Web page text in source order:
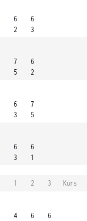
6
2
6
3
7
5
6
2
6
3
7
5
6
3
6
1
1 2 3
Kurs
4
6
6